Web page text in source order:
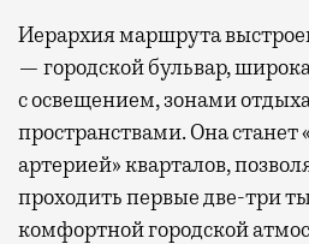
Иерархия маршрута
— городской бульвар,
с освещением, зонами
пространствами. Она станет
артерией» кварталов,
проходить первые две-три
комфортной городской